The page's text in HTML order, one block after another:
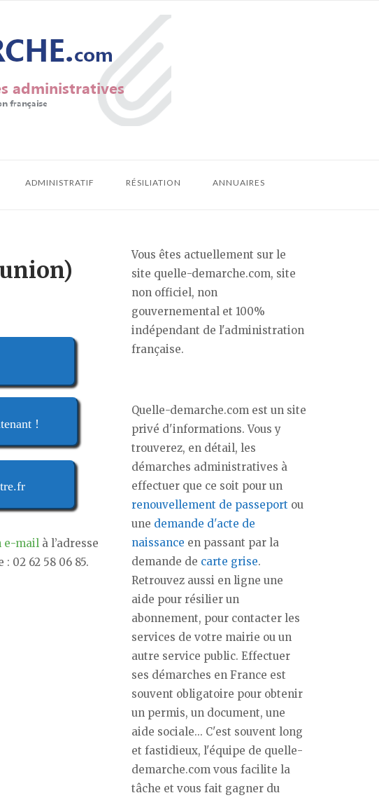
ADMINISTRATIF RÉSILIATION ANNUAIRES
!
e-mail à l’adresse
02 62 58 06 85.
Vous êtes actuellement sur le
site quelle-demarche.com, site
non officiel, non
gouvernemental et 100%
indépendant de l'administration
française.
Quelle-demarche.com est un site
privé d'informations. Vous y
trouverez, en détail, les
démarches administratives à
effectuer que ce soit pour un
renouvellement de passeport ou
une demande d'acte de
naissance en passant par la
demande de carte grise.
Retrouvez aussi en ligne une
aide pour résilier un
abonnement, pour contacter les
services de votre mairie ou un
autre service public. Effectuer
ses démarches en France est
souvent obligatoire pour obtenir
un permis, un document, une
aide sociale... C'est souvent long
et fastidieux, l'équipe de quelle-
demarche.com vous facilite la
tâche et vous fait gagner du